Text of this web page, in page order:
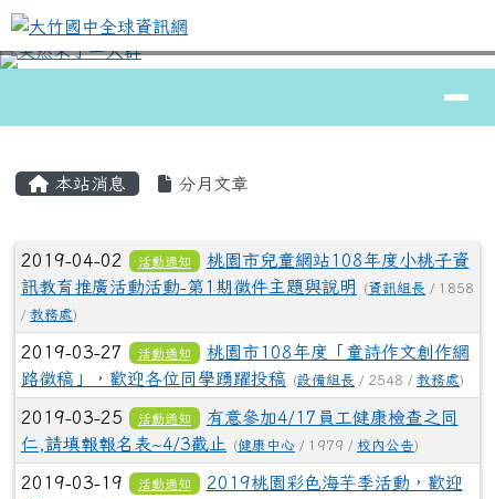
跳至主內容區
大竹國中全球資訊網
⏸
本站消息 分月文章
文章列表
2019-04-02 活動通知
桃園市兒童網站108年度小桃子資
訊教育推廣活動活動-第1期徵件主題與說明
(資訊組長 / 1858
/ 教務處)
2019-03-27 活動通知
桃園市108年度「童詩作文創作網
路徵稿」，歡迎各位同學踴躍投稿
(設備組長 / 2548 / 教務處)
2019-03-25 活動通知
有意參加4/17員工健康檢查之同
仁,請填報報名表~4/3截止
(健康中心 / 1979 / 校內公告)
2019-03-19 活動通知
2019桃園彩色海芋季活動，歡迎